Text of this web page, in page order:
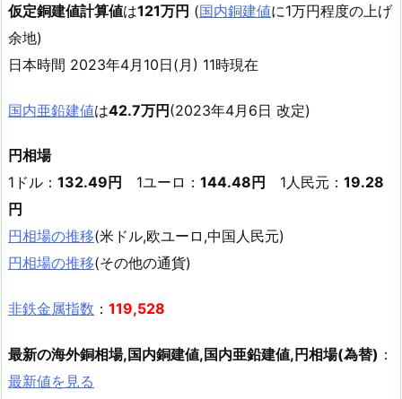
仮定銅建値計算値は121万円 (国内銅建値に1万円程度の上げ
余地)
日本時間 2023年4月10日(月) 11時現在
国内亜鉛建値は42.7万円(2023年4月6日 改定)
円相場
1ドル： 132.49円 1ユーロ： 144.48円 1人民元： 19.28
円
円相場の推移(米ドル,欧ユーロ,中国人民元)
円相場の推移(その他の通貨)
非鉄金属指数 ： 119,528
最新の海外銅相場,国内銅建値,国内亜鉛建値,円相場(為替) ：
最新値を見る